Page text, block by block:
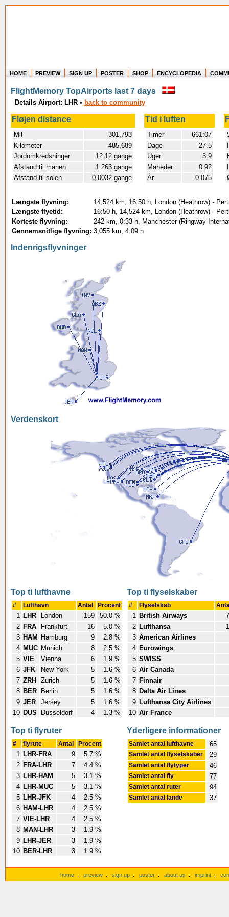
Where in the world have you flown?
How long have you been in the air?
Create your own FlightMemory and see!
HOME PREVIEW SIGN UP POSTER SHOP ENCYCLOPEDIA
FlightMemory TopAirports last 7 days
Details Airport: LHR • back to community
Fløjen distance Tid i luften
Mil
301,793
Kilometer
485,689
Jordomkredsninger
12.12 gange
Afstand til månen
1.263 gange
Afstand til solen
0.0032 gange
Timer
661:07
Dage
27.5
Uger
3.9
Måneder
0.92
År
0.075
Længste flyvning:
14,524 km, 16:50 h, London (Heathrow) -
Længste flyetid:
16:50 h, 14,524 km, London (Heathrow) -
Korteste flyvning:
242 km, 0:33 h, Manchester (Ringway
Gennemsnitlige flyvning: 3,055 km, 4:09 h
Indenrigsflyvninger
Verdenskort
Top ti lufthavne
# Lufthavn Antal Procent
1 LHR London 159
50.0 %
2 FRA Frankfurt 16
5.0 %
3 HAM Hamburg 9
2.8 %
4 MUC Munich 8
2.5 %
5 VIE Vienna 6
1.9 %
6 JFK New York 5
1.6 %
7 ZRH Zurich 5
1.6 %
8 BER Berlin 5
1.6 %
9 JER Jersey 5
1.6 %
10 DUS Dusseldorf 4 1.3 %
Top ti flyselskaber
# Flyselskab
1 British Airways
2 Lufthansa
3 American Airlines
4 Eurowings
5 SWISS
6 Air Canada
7 Finnair
8 Delta Air Lines
9 Lufthansa City Airlines
10 Air France
Top ti flyruter
# flyrute Antal Procent
1 LHR-FRA 9
5.7 %
2 FRA-LHR 7
4.4 %
3 LHR-HAM 5
3.1 %
4 LHR-MUC 5
3.1 %
5 LHR-JFK 4
2.5 %
6 HAM-LHR 4
2.5 %
7 VIE-LHR 4
2.5 %
8 MAN-LHR 3
1.9 %
9 LHR-JER 3
1.9 %
10 BER-LHR 3 1.9 %
Yderligere informationer
Samlet antal lufthavne 65
Samlet antal flyselskaber 29
Samlet antal flytyper 46
Samlet antal fly 77
Samlet antal ruter 94
Samlet antal lande 37
home : preview : sign up : poster : about us : imprint :